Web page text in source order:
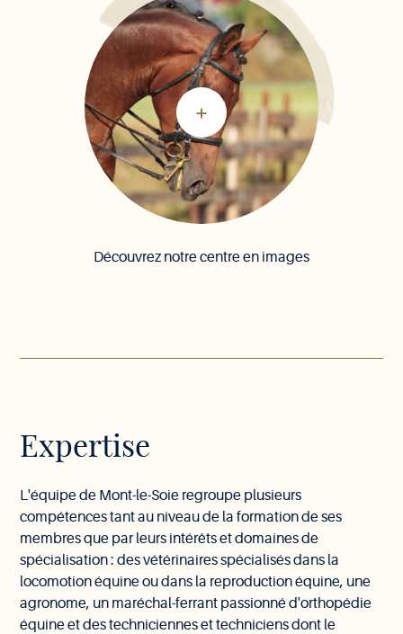
Découvrez notre centre en images
Expertise
L'équipe de Mont-le-Soie regroupe plusieurs
compétences tant au niveau de la formation de ses
membres que par leurs intérêts et domaines de
spécialisation : des vétérinaires spécialisés dans la
locomotion équine ou dans la reproduction équine, une
agronome, un maréchal-ferrant passionné d'orthopédie
équine et des techniciennes et techniciens dont le